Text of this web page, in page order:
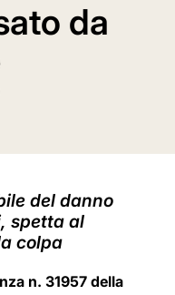
da
del danno
spetta al
colpa
n. 31957 della